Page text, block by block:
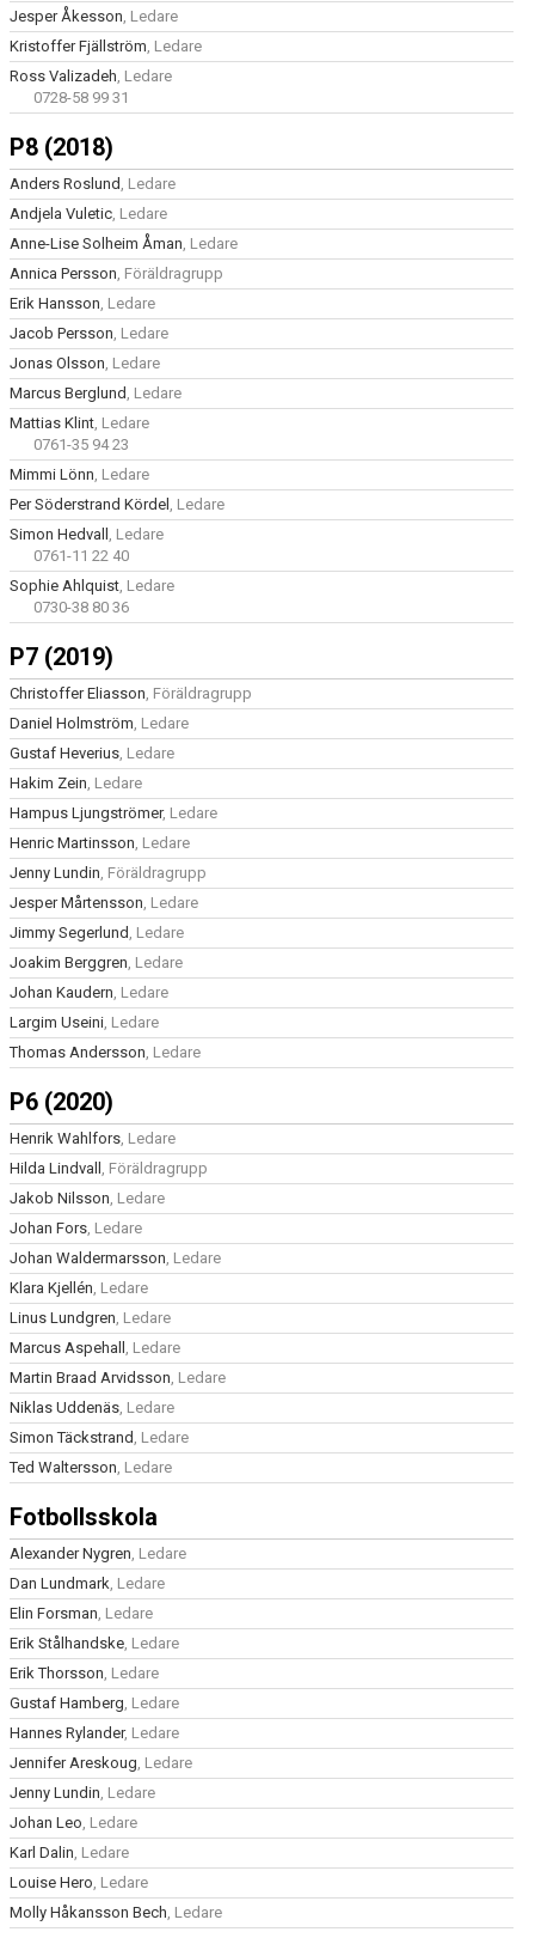
Jesper Åkesson, Ledare
Kristoffer Fjällström, Ledare
Ross Valizadeh, Ledare
0728-58 99 31
P8 (2018)
Anders Roslund , Ledare
Andjela Vuletic, Ledare
Anne-Lise Solheim Åman, Ledare
Annica Persson, Föräldragrupp
Erik Hansson, Ledare
Jacob Persson, Ledare
Jonas Olsson, Ledare
Marcus Berglund , Ledare
Mattias Klint, Ledare
0761-35 94 23
Mimmi Lönn, Ledare
Per Söderstrand Kördel , Ledare
Simon Hedvall , Ledare
0761-11 22 40
Sophie Ahlquist, Ledare
0730-38 80 36
P7 (2019)
Christoffer Eliasson, Föräldragrupp
Daniel Holmström, Ledare
Gustaf Heverius, Ledare
Hakim Zein, Ledare
Hampus Ljungströmer, Ledare
Henric Martinsson, Ledare
Jenny Lundin, Föräldragrupp
Jesper Mårtensson, Ledare
Jimmy Segerlund , Ledare
Joakim Berggren, Ledare
Johan Kaudern, Ledare
Largim Useini, Ledare
Thomas Andersson, Ledare
P6 (2020)
Henrik Wahlfors, Ledare
Hilda Lindvall , Föräldragrupp
Jakob Nilsson, Ledare
Johan Fors, Ledare
Johan Waldermarsson, Ledare
Klara Kjellén, Ledare
Linus Lundgren, Ledare
Marcus Aspehall , Ledare
Martin Braad Arvidsson, Ledare
Niklas Uddenäs, Ledare
Simon Täckstrand , Ledare
Ted Waltersson, Ledare
Fotbollsskola
Alexander Nygren, Ledare
Dan Lundmark, Ledare
Elin Forsman, Ledare
Erik Stålhandske, Ledare
Erik Thorsson, Ledare
Gustaf Hamberg, Ledare
Hannes Rylander, Ledare
Jennifer Areskoug, Ledare
Jenny Lundin, Ledare
Johan Leo, Ledare
Karl Dalin, Ledare
Louise Hero, Ledare
Molly Håkansson Bech, Ledare